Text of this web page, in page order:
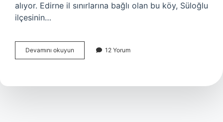
alıyor. Edirne il sınırlarına bağlı olan bu köy, Süloğlu
ilçesinin…
Devamını okuyun
Hasköy
?
12 Yorum